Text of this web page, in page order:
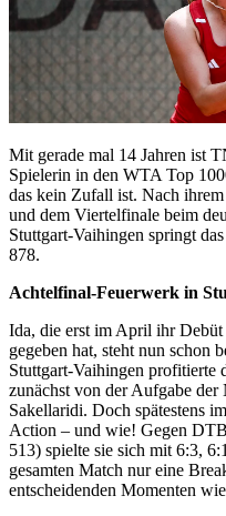
Mit gerade mal 14 Jahren ist
Spielerin in den WTA Top
das kein Zufall ist. Nach
und dem Viertelfinale beim
Stuttgart-Vaihingen springt
878.
Achtelfinal-Feuerwerk in
Ida, die erst im April ihr
gegeben hat, steht nun schon
Stuttgart-Vaihingen
zunächst von der Aufgabe
Sakellaridi. Doch spätestens
Action – und wie! Gegen
513) spielte sie sich mit 6:3,
gesamten Match nur eine
entscheidenden Momenten